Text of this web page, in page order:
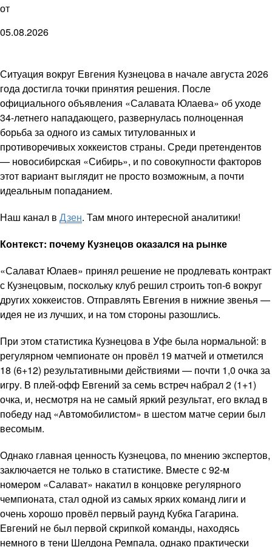
от
05.08.2026
Ситуация вокруг Евгения Кузнецова в начале августа 2026
года достигла точки принятия решения. После
официального объявления «Салавата Юлаева» об уходе
34-летнего нападающего, развернулась полноценная
борьба за одного из самых титулованных и
противоречивых хоккеистов страны. Среди претендентов
— новосибирская «Сибирь», и по совокупности факторов
этот вариант выглядит не просто возможным, а почти
идеальным попаданием.
Наш канал в Дзен. Там много интересной аналитики!
Контекст: почему Кузнецов оказался на рынке
«Салават Юлаев» принял решение не продлевать контракт
с Кузнецовым, поскольку клуб решил строить топ-6 вокруг
других хоккеистов. Отправлять Евгения в нижние звенья —
идея не из лучших, и на том стороны разошлись.
При этом статистика Кузнецова в Уфе была нормальной: в
регулярном чемпионате он провёл 19 матчей и отметился
18 (6+12) результативными действиями — почти 1,0 очка за
игру. В плей-офф Евгений за семь встреч набрал 2 (1+1)
очка, и, несмотря на не самый яркий результат, его вклад в
победу над «Автомобилистом» в шестом матче серии был
весомым.
Однако главная ценность Кузнецова, по мнению экспертов,
заключается не только в статистике. Вместе с 92-м
номером «Салават» накатил в концовке регулярного
чемпионата, стал одной из самых ярких команд лиги и
очень хорошо провёл первый раунд Кубка Гагарина.
Евгений не был первой скрипкой команды, находясь
немного в тени Шелдона Ремпала, однако практически